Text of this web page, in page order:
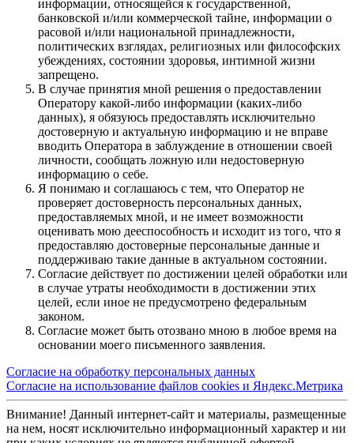
информации, относящейся к государственной,
банковской и/или коммерческой тайне, информации о
расовой и/или национальной принадлежности,
политических взглядах, религиозных или философских
убеждениях, состоянии здоровья, интимной жизни
запрещено.
В случае принятия мной решения о предоставлении
Оператору какой-либо информации (каких-либо
данных), я обязуюсь предоставлять исключительно
достоверную и актуальную информацию и не вправе
вводить Оператора в заблуждение в отношении своей
личности, сообщать ложную или недостоверную
информацию о себе.
Я понимаю и соглашаюсь с тем, что Оператор не
проверяет достоверность персональных данных,
предоставляемых мной, и не имеет возможности
оценивать мою дееспособность и исходит из того, что я
предоставляю достоверные персональные данные и
поддерживаю такие данные в актуальном состоянии.
Согласие действует по достижении целей обработки или
в случае утраты необходимости в достижении этих
целей, если иное не предусмотрено федеральным
законом.
Согласие может быть отозвано мною в любое время на
основании моего письменного заявления.
Согласие на обработку персональных данных
Согласие на использование файлов cookies и Яндекс.Метрика
Внимание! Данный интернет-сайт и материалы, размещенные
на нем, носят исключительно информационный характер и ни